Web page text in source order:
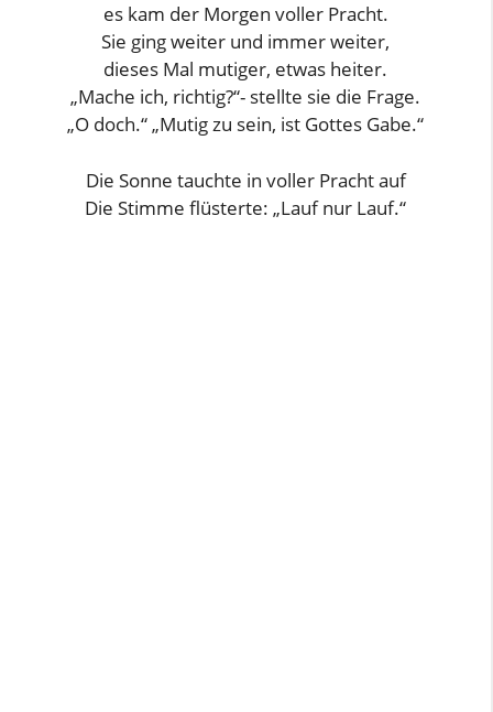
es kam der Morgen voller Pracht.
Sie ging weiter und immer weiter,
dieses Mal mutiger, etwas heiter.
„Mache ich, richtig?“- stellte sie die Frage.
„O doch.“ „Mutig zu sein, ist Gottes Gabe.“
Die Sonne tauchte in voller Pracht auf
Die Stimme flüsterte: „Lauf nur Lauf.“